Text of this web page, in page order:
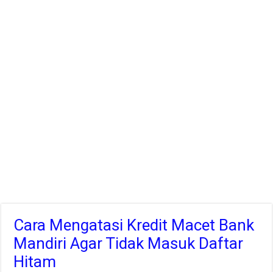
Cara Mengatasi Kredit Macet Bank
Mandiri Agar Tidak Masuk Daftar
Hitam